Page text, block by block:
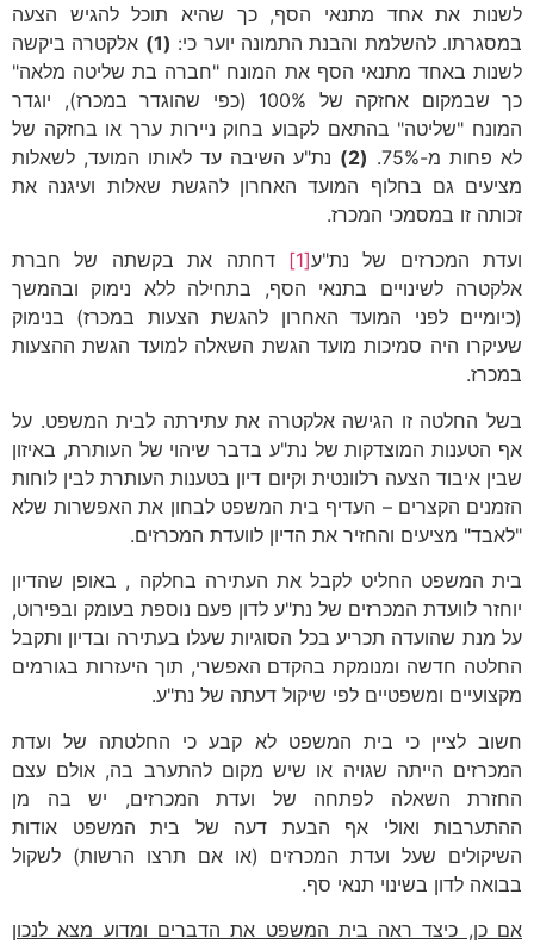
לשנות את אחד מתנאי הסף, כך שהיא תוכל להגיש הצעה
במסגרתו. להשלמת והבנת התמונה יוער כי: (1)
אלקטרה ביקשה
לשנות באחד מתנאי הסף את המונח "חברה בת שליטה מלאה"
כך שבמקום אחזקה של 100% (כפי שהוגדר במכרז), יוגדר
המונח "שליטה" בהתאם לקבוע בחוק ניירות ערך או בחזקה של
לא פחות מ-75%.
(2)
נת"ע השיבה עד לאותו המועד, לשאלות
מציעים גם בחלוף המועד האחרון להגשת שאלות ועיגנה את
זכותה זו במסמכי המכרז.
ועדת המכרזים של נת"ע[1]
דחתה את בקשתה של חברת
אלקטרה לשינויים בתנאי הסף, בתחילה ללא נימוק ובהמשך
(כיומיים לפני המועד האחרון להגשת הצעות במכרז) בנימוק
שעיקרו היה סמיכות מועד הגשת השאלה למועד הגשת ההצעות
במכרז.
בשל החלטה זו הגישה אלקטרה את עתירתה לבית המשפט. על
אף הטענות המוצדקות של נת"ע בדבר שיהוי של העותרת, באיזון
שבין איבוד הצעה רלוונטית וקיום דיון בטענות העותרת לבין לוחות
הזמנים הקצרים – העדיף בית המשפט לבחון את האפשרות שלא
"לאבד" מציעים והחזיר את הדיון לוועדת המכרזים.
בית המשפט החליט לקבל את העתירה בחלקה , באופן שהדיון
יוחזר לוועדת המכרזים של נת"ע לדון פעם נוספת בעומק ובפירוט,
על מנת שהועדה תכריע בכל הסוגיות שעלו בעתירה ובדיון ותקבל
החלטה חדשה ומנומקת בהקדם האפשרי, תוך היעזרות בגורמים
מקצועיים ומשפטיים לפי שיקול דעתה של נת"ע.
חשוב לציין כי בית המשפט לא קבע כי החלטתה של ועדת
המכרזים הייתה שגויה או שיש מקום להתערב בה, אולם עצם
החזרת השאלה לפתחה של ועדת המכרזים, יש בה מן
ההתערבות ואולי אף הבעת דעה של בית המשפט אודות
השיקולים שעל ועדת המכרזים (או אם תרצו הרשות) לשקול
בבואה לדון בשינוי תנאי סף.
אם כן, כיצד ראה בית המשפט את הדברים ומדוע מצא לנכון